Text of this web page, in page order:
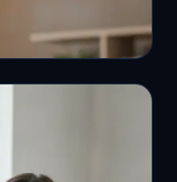
ม่ ไม่ต้องเฝ้า